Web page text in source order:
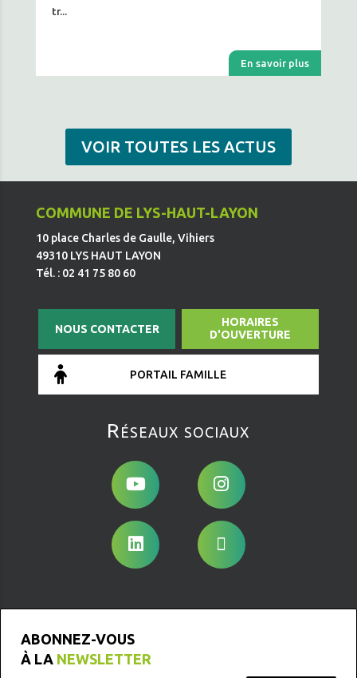
tr...
En savoir plus
VOIR TOUTES LES ACTUS
COMMUNE DE LYS-HAUT-LAYON
10 place Charles de Gaulle, Vihiers
49310 LYS HAUT LAYON
Tél. : 02 41 75 80 60
NOUS CONTACTER
HORAIRES
D'OUVERTURE
PORTAIL FAMILLE
Réseaux sociaux
ABONNEZ-VOUS
À LA NEWSLETTER